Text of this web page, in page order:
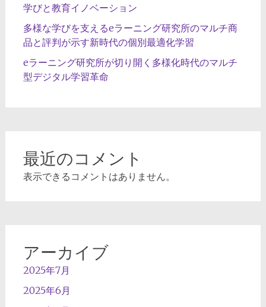
学びと教育イノベーション
多様な学びを支えるeラーニング研究所のマルチ商
品と評判が示す新時代の個別最適化学習
eラーニング研究所が切り開く多様化時代のマルチ
型デジタル学習革命
最近のコメント
表示できるコメントはありません。
アーカイブ
2025年7月
2025年6月